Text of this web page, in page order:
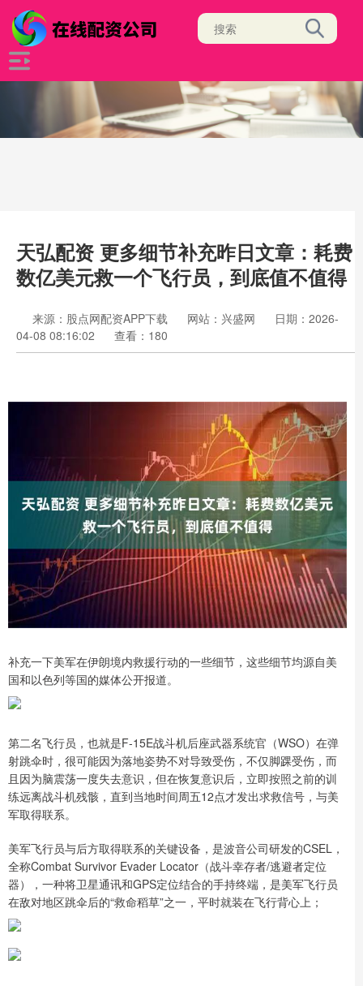
天弘配资 更多细节补充昨日文章：耗费
数亿美元救一个飞行员，到底值不值得
来源：股点网配资APP下载 网站：兴盛网
日期：2026-
04-08 08:16:02
查看：180
补充一下美军在伊朗境内救援行动的一些细节，这些细节均源自美
国和以色列等国的媒体公开报道。
第二名飞行员，也就是F-15E战斗机后座武器系统官（WSO）在弹
射跳伞时，很可能因为落地姿势不对导致受伤，不仅脚踝受伤，而
且因为脑震荡一度失去意识，但在恢复意识后，立即按照之前的训
练远离战斗机残骸，直到当地时间周五12点才发出求救信号，与美
军取得联系。
美军飞行员与后方取得联系的关键设备，是波音公司研发的CSEL，
全称Combat Survivor Evader Locator（战斗幸存者/逃避者定位
器），一种将卫星通讯和GPS定位结合的手持终端，是美军飞行员
在敌对地区跳伞后的“救命稻草”之一，平时就装在飞行背心上；